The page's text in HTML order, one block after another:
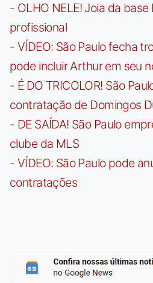
- OLHO NELE! Joia da
profissional
- VÍDEO: São Paulo fecha
pode incluir Arthur em seu
- É DO TRICOLOR! São
contratação de Domingos
- DE SAÍDA! São Paulo
clube da MLS
- VÍDEO: São Paulo pode
contratações